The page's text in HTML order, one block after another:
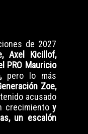
de 2027
Axel Kicillof,
PRO Mauricio
pero lo más
Zoe,
acusado
crecimientoy
un escalón